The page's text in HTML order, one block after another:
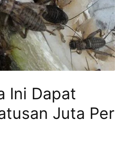
Ini Dapat
Juta Per